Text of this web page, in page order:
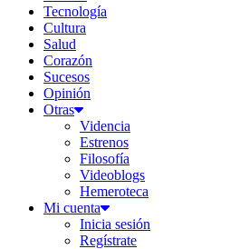
Tecnología
Cultura
Salud
Corazón
Sucesos
Opinión
Otras
Videncia
Estrenos
Filosofía
Videoblogs
Hemeroteca
Mi cuenta
Inicia sesión
Regístrate